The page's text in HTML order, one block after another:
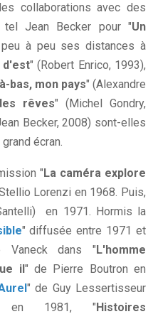
collaborations avec des
tel Jean Becker pour "Un
à peu ses distances à
d'est" (Robert Enrico, 1993),
bas, mon pays" (Alexandre
rêves" (Michel Gondry,
Becker, 2008) sont-elles
écran.
" La caméra explore
Lorenzi en 1968. Puis,
en 1971. Hormis la
" diffusée entre 1971 et
dans " L'homme
il " de Pierre Boutron en
" de Guy Lessertisseur
en 1981, " Histoires